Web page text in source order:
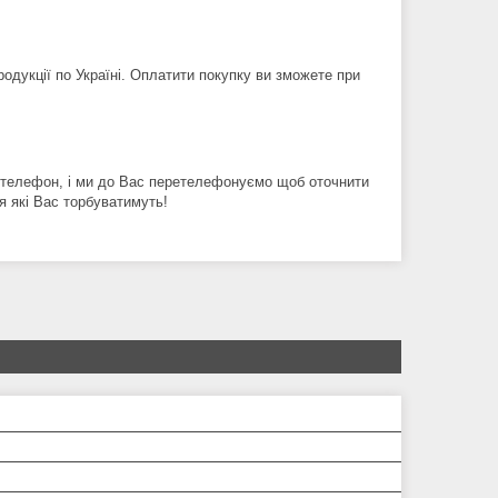
по Україні. Оплатити покупку ви зможете при
телефон, і ми до Вас перетелефонуємо щоб оточнити
які Вас торбуватимуть!